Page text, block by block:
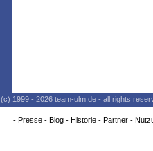
(c) 1999 - 2026 team-ulm.de - all rights
- Presse- Blog- Historie- Partner-